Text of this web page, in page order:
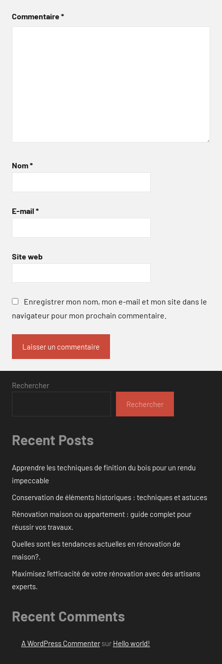
Commentaire*
Nom*
E-mail *
Site web
Enregistrer mon nom, mon e-mail et mon site dans le
navigateur pour mon prochain commentaire.
Rechercher
Rechercher
Recent Posts
Apprendre les techniques de finition du bois pour un rendu
impeccable
Conservation de éléments historiques : techniques et astuces
Rénovation maison ou appartement : guide complet pour
réussir vos travaux.
Quelles sont les tendances actuelles en rénovation de
maison?.
Maximisez l’efficacité de votre rénovation avec des artisans
experts.
Recent Comments
A WordPress Commentersur Hello world!